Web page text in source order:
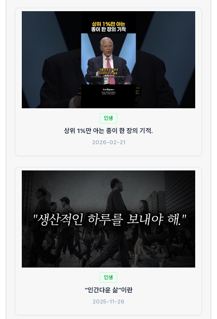
인생
상위 1%만 아는 종이 한 장의 기적.
2026-02-21
인생
“인간다운 삶”이란
2025-11-26